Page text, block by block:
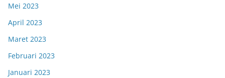
Mei 2023
April 2023
Maret 2023
Februari 2023
Januari 2023